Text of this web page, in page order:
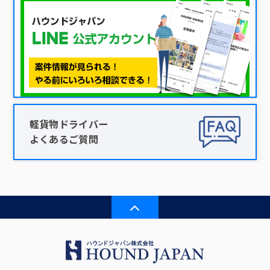
軽貨物ドライバー
よくあるご質問